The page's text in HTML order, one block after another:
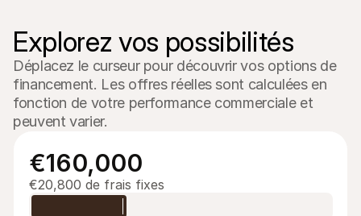
Explorez vos possibilités
Déplacez le curseur pour découvrir vos options de
financement. Les offres réelles sont calculées en
fonction de votre performance commerciale et
peuvent varier.
€160,000
€20,800 de frais fixes